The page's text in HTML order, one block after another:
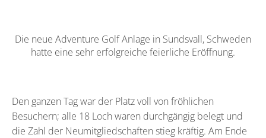
Die neue Adventure Golf Anlage in Sundsvall, Schweden
hatte eine sehr erfolgreiche feierliche Eröffnung.
Den ganzen Tag war der Platz voll von fröhlichen
Besuchern; alle 18 Loch waren durchgängig belegt und
die Zahl der Neumitgliedschaften stieg kräftig. Am Ende